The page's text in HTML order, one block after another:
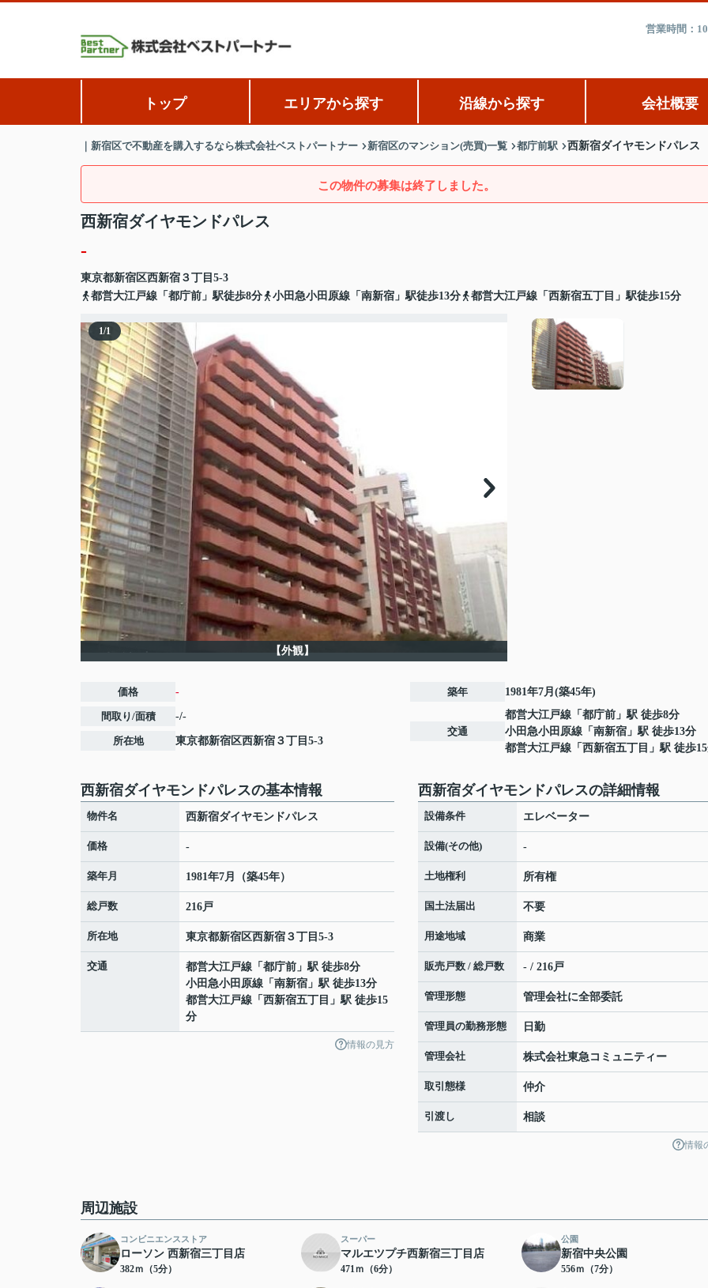
営業時間：
トップ エリアから探す 沿線から探す 会社概要
｜新宿区で不動産を購入するなら株式会社ベストパートナー 新宿区のマンション(売買)一覧 都庁前駅 西新宿ダイヤモンドパレス
この物件の募集は終了しました。
西新宿ダイヤモンドパレス
-
東京都新宿区西新宿 ３丁目5-3
都営大江戸線「都庁前」駅徒歩8分
小田急小田原線「南新宿」駅徒歩13分 都営大江戸線「西新宿五丁目」駅徒歩15分
1/1
【外観】
価格 -
間取り/面積 -/-
所在地 東京都新宿区西新宿 ３丁目5-3
築年 1981年7月(築45年)
交通
都営大江戸線 「 都庁前 」駅 徒歩8分
小田急小田原線 「 南新宿 」駅 徒歩13分
都営大江戸線 「 西新宿五丁目 」駅 徒歩
西新宿ダイヤモンドパレスの基本情報
物件名 西新宿ダイヤモンドパレス
価格 -
築年月 1981年7月（築45年）
総戸数 216戸
所在地 東京都新宿区西新宿 ３丁目5-3
交通 都営大江戸線 「 都庁前 」駅 徒歩8分
小田急小田原線 「 南新宿 」駅 徒歩13分
都営大江戸線 「 西新宿五丁目 」駅 徒歩15
分
情報の見方
西新宿ダイヤモンドパレスの詳細情報
設備条件 エレベーター
設備(その他) -
土地権利 所有権
国土法届出 不要
用途地域 商業
販売戸数 / 総戸数 - / 216戸
管理形態 管理会社に全部委託
管理員の勤務形態 日勤
管理会社 株式会社東急コミュニティー
取引態様 仲介
引渡し 相談
情報
周辺施設
コンビニエンスストア
ローソン 西新宿三丁目店
382ｍ（5分）
スーパー
マルエツプチ西新宿三丁目店
471ｍ（6分）
公園
新宿中央公園
556ｍ（7分）